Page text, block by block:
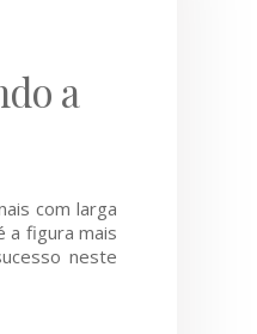
a
com larga
a figura mais
neste